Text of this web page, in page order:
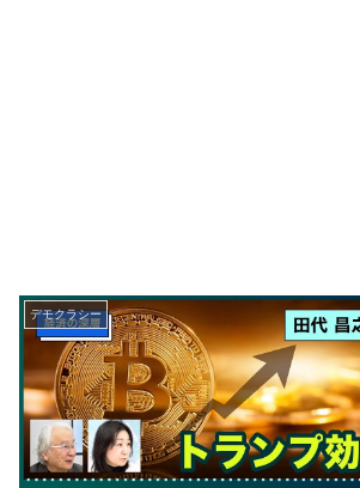
デモクラシー